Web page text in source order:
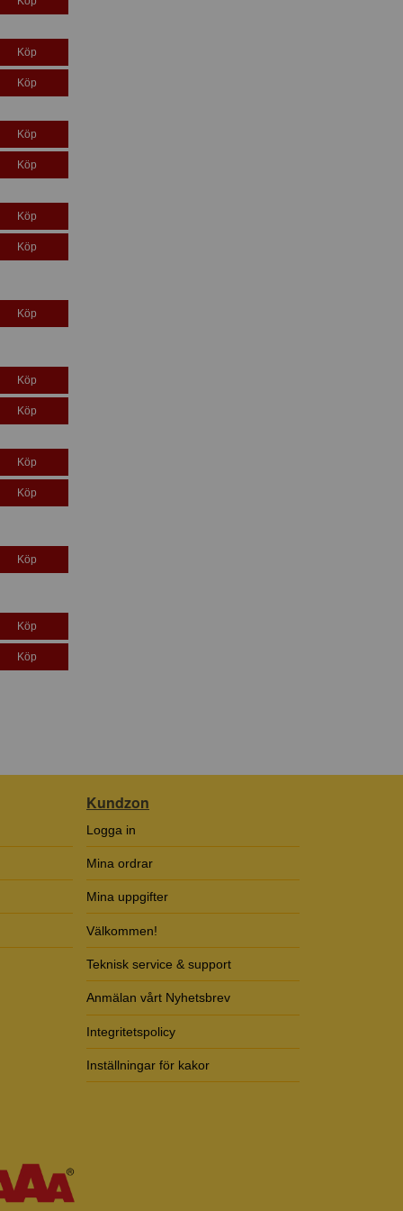
Köp
Köp
Köp
Köp
Köp
Köp
Köp
Köp
Köp
Köp
Köp
Köp
Köp
Köp
Kundzon
Logga in
Mina ordrar
Mina uppgifter
Välkommen!
Teknisk service & support
Anmälan vårt Nyhetsbrev
Integritetspolicy
Inställningar för kakor